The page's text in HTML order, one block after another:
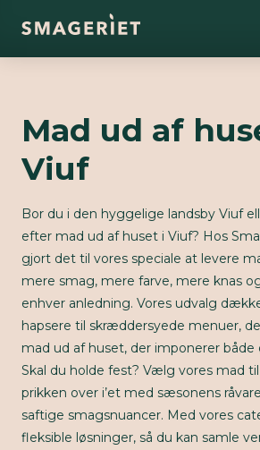
Mad ud af
Viuf
Bor du i den hyggelige landsby Viuf
efter mad ud af huset i Viuf? Hos
gjort det til vores speciale at levere
mere smag, mere farve, mere knas
enhver anledning. Vores udvalg
hapsere til skræddersyede menuer,
mad ud af huset, der imponerer både
Skal du holde fest? Vælg vores mad
prikken over i’et med sæsonens
saftige smagsnuancer. Med vores
fleksible løsninger, så du kan samle